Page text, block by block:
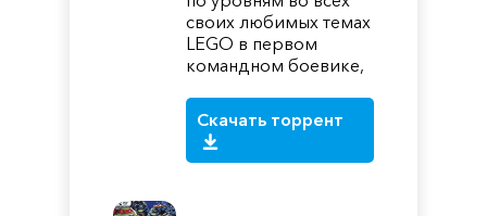
своих любимых темах
LEGO в первом
командном боевике,
Скачать торрент